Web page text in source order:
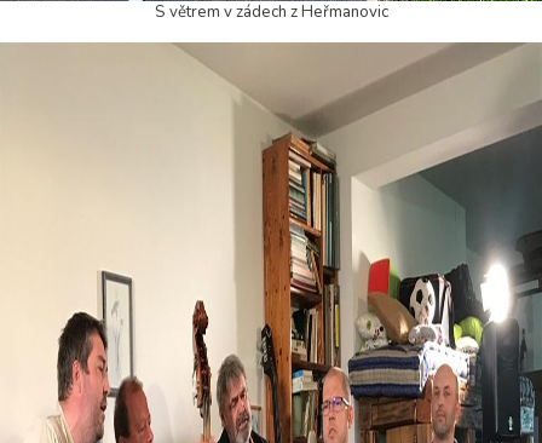
S větrem v zádech z Heřmanovic